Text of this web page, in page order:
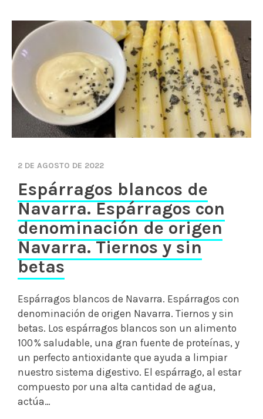
2 DE AGOSTO DE 2022
Espárragos blancos de
Navarra. Espárragos con
denominación de origen
Navarra. Tiernos y sin
betas
Espárragos blancos de Navarra. Espárragos con
denominación de origen Navarra. Tiernos y sin
betas. Los espárragos blancos son un alimento
100 % saludable, una gran fuente de proteínas, y
un perfecto antioxidante que ayuda a limpiar
nuestro sistema digestivo. El espárrago, al estar
compuesto por una alta cantidad de agua,
actúa…